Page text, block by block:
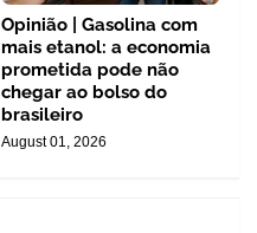
Opinião | Gasolina com
mais etanol: a economia
prometida pode não
chegar ao bolso do
brasileiro
August 01, 2026